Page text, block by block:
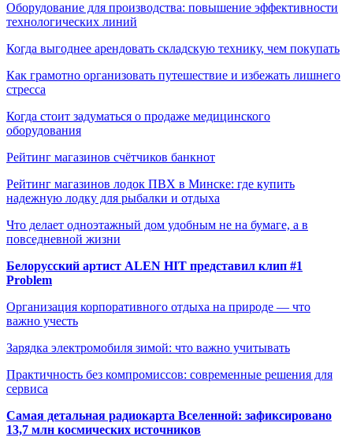
Оборудование для производства: повышение эффективности
технологических линий
Когда выгоднее арендовать складскую технику, чем покупать
Как грамотно организовать путешествие и избежать лишнего
стресса
Когда стоит задуматься о продаже медицинского
оборудования
Рейтинг магазинов счётчиков банкнот
Рейтинг магазинов лодок ПВХ в Минске: где купить
надежную лодку для рыбалки и отдыха
Что делает одноэтажный дом удобным не на бумаге, а в
повседневной жизни
Белорусский артист ALEN HIT представил клип #1
Problem
Организация корпоративного отдыха на природе — что
важно учесть
Зарядка электромобиля зимой: что важно учитывать
Практичность без компромиссов: современные решения для
сервиса
Самая детальная радиокарта Вселенной: зафиксировано
13,7 млн космических источников